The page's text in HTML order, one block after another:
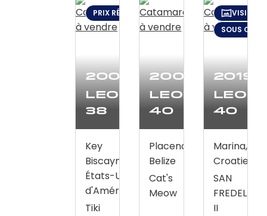
2003
Leopard
38
PRIX RÉDUIT : $24,000 (JAN 13)
Key
Biscayne,
États-Unis
d'Amérique
Tiki
2008
Leopard
40
Placencia,
Belize
Cat's
Meow
2019
40
VISITE
SOUS OFFRE
Marina,
Croatie
SAN
FREDELAU
II